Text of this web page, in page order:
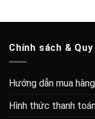
Chính sách &
Hướng dẫn mua hàng
Hình thức thanh